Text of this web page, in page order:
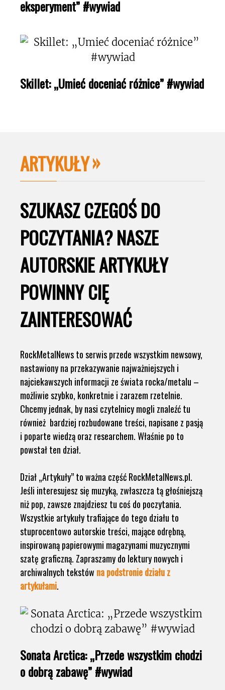
eksperyment” #wywiad
Skillet: „Umieć doceniać różnice” #wywiad
ARTYKUŁY
SZUKASZ CZEGOŚ DO
POCZYTANIA? NASZE
AUTORSKIE ARTYKUŁY
POWINNY CIĘ
ZAINTERESOWAĆ
RockMetalNews to serwis przede wszystkim newsowy,
nastawiony na przekazywanie najważniejszych i
najciekawszych informacji ze świata rocka/metalu –
możliwie szybko, konkretnie i zarazem rzetelnie.
Chcemy jednak, by nasi czytelnicy mogli znaleźć tu
również bardziej rozbudowane treści, napisane z pasją
i poparte wiedzą oraz researchem. Właśnie po to
powstał ten dział.
Dział „Artykuły” to ważna część RockMetalNews.pl.
Jeśli interesujesz się muzyką, zwłaszcza tą głośniejszą
niż pop, zawsze znajdziesz tu coś do poczytania.
Wszystkie artykuły trafiające do tego działu to
stuprocentowo autorskie treści, mające odrębną,
inspirowaną papierowymi magazynami muzycznymi
szatę graficzną. Zapraszamy do lektury nowych i
archiwalnych tekstów na podstronie działu z
artykułami.
Sonata Arctica: „Przede wszystkim chodzi
o dobrą zabawę” #wywiad